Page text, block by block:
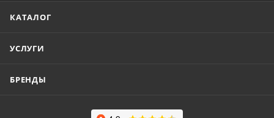
КАТАЛОГ
УСЛУГИ
БРЕНДЫ